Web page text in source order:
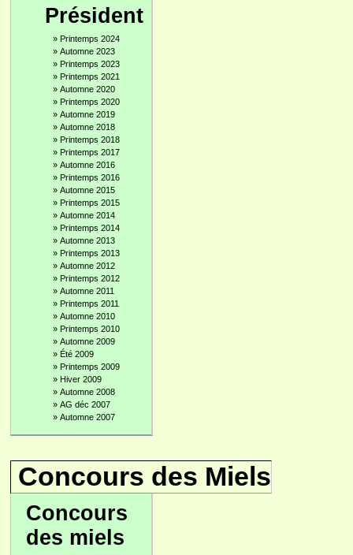
Président
» Printemps 2024
» Automne 2023
» Printemps 2023
» Printemps 2021
» Automne 2020
» Printemps 2020
» Automne 2019
» Automne 2018
» Printemps 2018
» Printemps 2017
» Automne 2016
» Printemps 2016
» Automne 2015
» Printemps 2015
» Automne 2014
» Printemps 2014
» Automne 2013
» Printemps 2013
» Automne 2012
» Printemps 2012
» Automne 2011
» Printemps 2011
» Automne 2010
» Printemps 2010
» Automne 2009
» Été 2009
» Printemps 2009
» Hiver 2009
» Automne 2008
» AG déc 2007
» Automne 2007
Concours des Miels
Concours
des miels